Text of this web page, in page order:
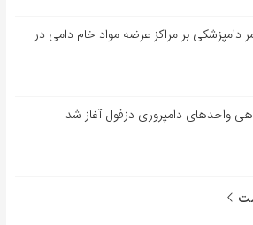
دامپزشکی بر مراکز عرضه مواد خام دامی در
واحدهای دامپروری دزفول آغاز شد